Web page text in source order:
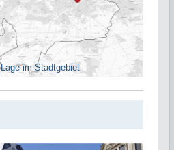
Lage im Stadtgebiet